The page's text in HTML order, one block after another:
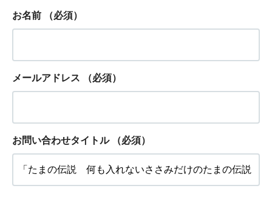
お名前 （必須）
メールアドレス （必須）
お問い合わせタイトル （必須）